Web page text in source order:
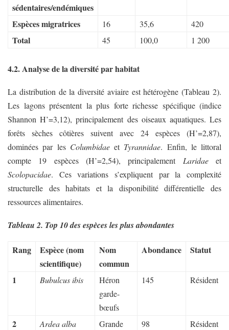
sédentaires/endémiques
Espèces migratrices 16 35,6 420
Total 45 100,0 1 200
4.2. Analyse de la diversité par habitat
La distribution de la diversité aviaire est hétérogène (Tableau 2).
Les lagons présentent la plus forte richesse spécifique (indice
Shannon H’=3,12), principalement des oiseaux aquatiques. Les
forêts sèches côtières suivent avec 24 espèces (H’=2,87),
dominées par les Columbidaeet Tyrannidae. Enfin, le littoral
compte 19 espèces (H’=2,54), principalement Laridaeet
Scolopacidae. Ces variations s’expliquent par la complexité
structurelle des habitats et la disponibilité différentielle des
ressources alimentaires.
Tableau 2. Top 10 des espèces les plus abondantes
Rang
Espèce (nom
scientifique)
Nom
commun
Abondance Statut
1 Bubulcus ibis
Héron
garde-
bœufs
145 Résident
2 Ardea alba
Grande
98 Résident